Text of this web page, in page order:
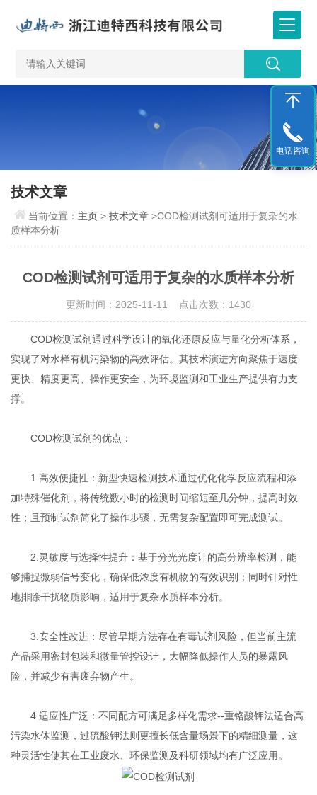
技术文章
当前位置： 主页 >技术文章 >COD检测试剂可适用于复杂的水
质样本分析
COD检测试剂可适用于复杂的水质样本分析
更新时间：2025-11-11 点击次数：1430
COD检测试剂通过科学设计的氧化还原反应与量化分析体系，
实现了对水样有机污染物的高效评估。其技术演进方向聚焦于速度
更快、精度更高、操作更安全，为环境监测和工业生产提供有力支
撑。
COD检测试剂的优点：
1.高效便捷性：新型快速检测技术通过优化化学反应流程和添
加特殊催化剂，将传统数小时的检测时间缩短至几分钟，提高时效
性；且预制试剂简化了操作步骤，无需复杂配置即可完成测试。
2.灵敏度与选择性提升：基于分光光度计的高分辨率检测，能
够捕捉微弱信号变化，确保低浓度有机物的有效识别；同时针对性
地排除干扰物质影响，适用于复杂水质样本分析。
3.安全性改进：尽管早期方法存在有毒试剂风险，但当前主流
产品采用密封包装和微量管控设计，大幅降低操作人员的暴露风
险，并减少有害废弃物产生。
4.适应性广泛：不同配方可满足多样化需求--重铬酸钾法适合高
污染水体监测，过硫酸钾法则更擅长低含量场景下的精细测量，这
种灵活性使其在工业废水、环保监测及科研领域均有广泛应用。
电话咨询